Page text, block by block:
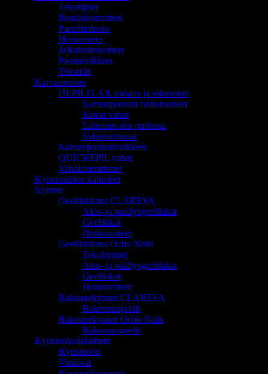
Tekoripset
Ihonhoitotuotteet
Parafiinihoito
Hoitoaineet
Jalkahoitotuotteet
Pientarvikkeet
Tekstiilit
Karvanpoisto
DEPILFLAX vahaus ja sokerointi
Karvanpoiston hoitotuotteet
Kovat vahat
Lämminvaha purkissa
Vahapatruunat
Karvanpoistotarvikkeet
QUICKEPIL vahat
Vahalämmittimet
Kynsistudion kalusteet
Kynnet
Geelilakkaus CLARESA
Alus- ja päällysgeelilakat
Geelilakat
Hoitotuotteet
Geelilakkaus Ocho Nails
Tekokynnet
Alus- ja päällysgeelilakat
Geelilakat
Hoitotuotteet
Rakennekynnet CLARESA
Rakennusgeelit
Rakennekynnet Ocho Nails
Rakennusgeelit
Kynsienhoitolaitteet
Kynsiporat
Varaosat